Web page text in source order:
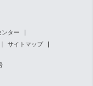
ンター
サイトマップ